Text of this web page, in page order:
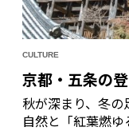
CULTURE
京都・五条の
秋が深まり、冬の
自然と「紅葉燃